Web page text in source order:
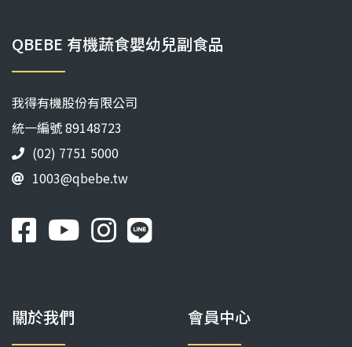
QBEBE 有機蔬食嬰幼兒副食品
我得有機股份有限公司
統⼀編號 89148723
(02) 7751 5000
1003@qbebe.tw
關於我們 會員中心